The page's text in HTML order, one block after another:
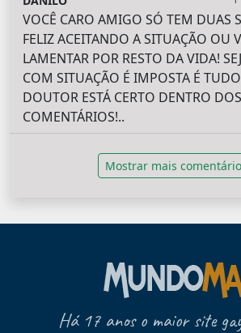
VOCÊ CARO AMIGO SÓ TEM DUAS
FELIZ ACEITANDO A SITUAÇÃO OU
LAMENTAR POR RESTO DA VIDA!
COM SITUAÇÃO É IMPOSTA É
DOUTOR ESTÁ CERTO DENTRO
COMENTÁRIOS!..
Mostrar mais
Há 17 anos o maior site